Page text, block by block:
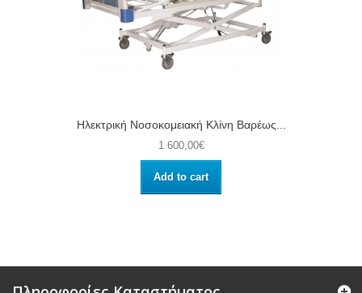
Ηλεκτρική Νοσοκομειακή Κλίνη Βαρέως...
1 600,00€
Add to cart